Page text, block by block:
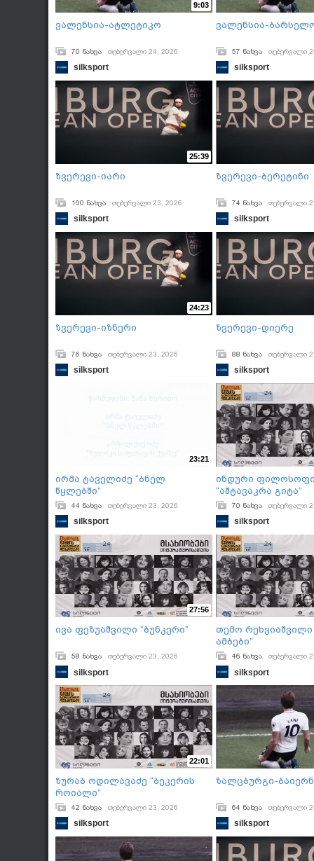
9:03
ვალენსია-ატლეტიკო
70 ნახვა თებერვალი 24, 2026
silksport
ვალენსია-
57 ნახვა თებერვალი
silksport
25:39
ზვერევი-იარი
100 ნახვა თებერვალი 23, 2026
silksport
ზვერევი-ბერეტინი
74 ნახვა თებერვალი
silksport
24:23
ზვერევი-იზნერი
76 ნახვა თებერვალი 23, 2026
silksport
ზვერევი-დიერე
88 ნახვა თებერვალი
silksport
23:21
ირმა ტაველიძე “ბნელ
წყლებში”
44 ნახვა თებერვალი 23, 2026
silksport
ინდური
“აშტავაკრა გიტა”
70 ნახვა თებერვალი
silksport
27:56
ივა ფეზუაშვილი “ბუნკერი”
58 ნახვა თებერვალი 23, 2026
silksport
თემო რეხვიაშვილი
ამბები”
46 ნახვა თებერვალი
silksport
22:01
ზურაბ ოდილავაძე “ბეკერის
Როიალი”
42 ნახვა თებერვალი 23, 2026
silksport
ზალცბურგი-
64 ნახვა თებერვალი
silksport